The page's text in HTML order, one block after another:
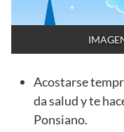
Acostarse
da salud y te
Ponsiano.